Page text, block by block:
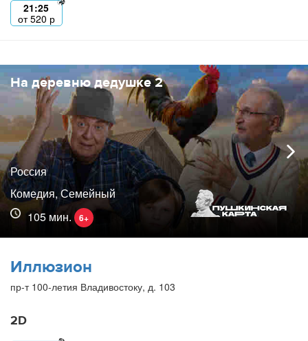
21:25
от520 р
На деревню дедушке 2
Россия
Комедия, Семейный
105 мин.
6+
Иллюзион
пр-т 100-летия Владивостоку, д. 103
2D